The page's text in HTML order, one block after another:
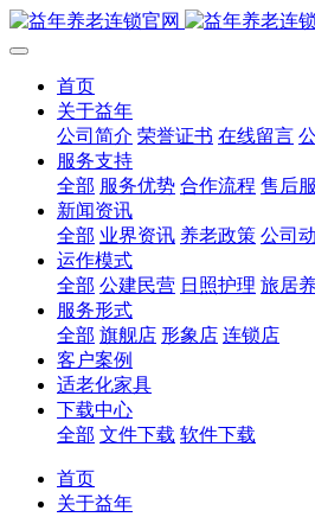
首页
关于益年
公司简介 荣誉证书 在线留言
服务支持
全部 服务优势 合作流程 售后
新闻资讯
全部 业界资讯 养老政策 公司
运作模式
全部 公建民营 日照护理 旅居
服务形式
全部 旗舰店 形象店 连锁店
客户案例
适老化家具
下载中心
全部 文件下载 软件下载
首页
关于益年